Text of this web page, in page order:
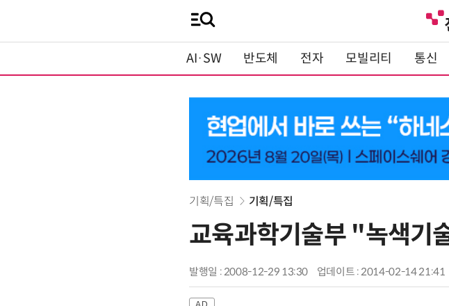
AI·SW 반도체 전자 모빌리티 통신
기획/특집 기획/특집
교육과학기술부 "녹색기
발행일 : 2008-12-29 13:30 업데이트 : 2014-02-14 21:41